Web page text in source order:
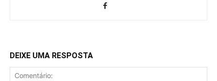
DEIXE UMA RESPOSTA